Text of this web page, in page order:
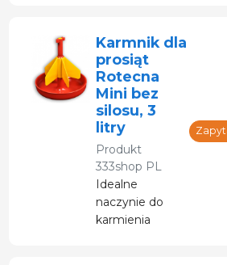
Karmnik dla
prosiąt
Rotecna
Mini bez
silosu, 3
litry
Produkt
333shop PL
Idealne
naczynie do
karmienia